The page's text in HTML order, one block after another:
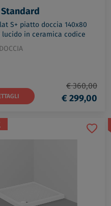
S+ piatto doccia 140x80
lucido in ceramica codice
€ 360,00
€ 299,00